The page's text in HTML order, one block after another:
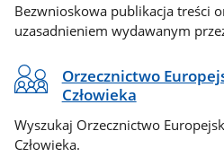
Bezwnioskowa publikacja treści
uzasadnieniem wydawanym
Orzecznictwo
Człowieka
Wyszukaj Orzecznictwo
Człowieka.